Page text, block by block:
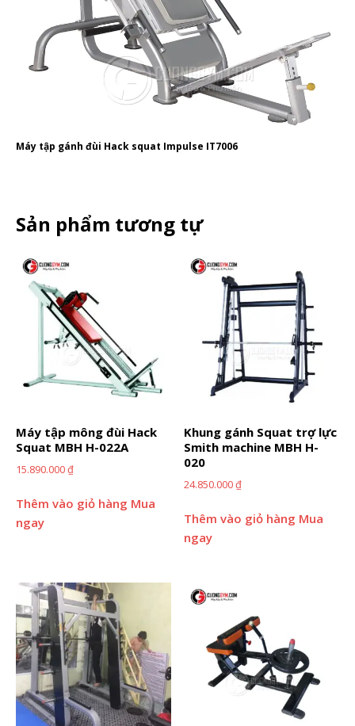
Máy tập gánh đùi Hack squat Impulse IT7006
Sản phẩm tương tự
Máy tập mông đùi Hack
Squat MBH H-022A
15.890.000₫
Thêm vào giỏ hàng Mua
ngay
Khung gánh Squat trợ lực
Smith machine MBH H-
020
24.850.000₫
Thêm vào giỏ hàng Mua
ngay